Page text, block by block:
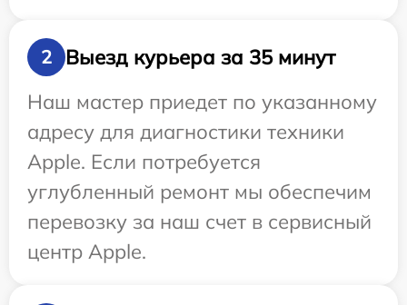
2
Выезд курьера за 35 минут
Наш мастер приедет по указанному
адресу для диагностики техники
Apple. Если потребуется
углубленный ремонт мы обеспечим
перевозку за наш счет в сервисный
центр Apple.